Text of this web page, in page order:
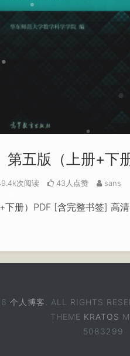
第五版（上册+下
次阅读 43人点赞 sans
+下册）PDF [含完整书签]
个人博客 . ALL RIGHTS
THEME KRATOS
5083299